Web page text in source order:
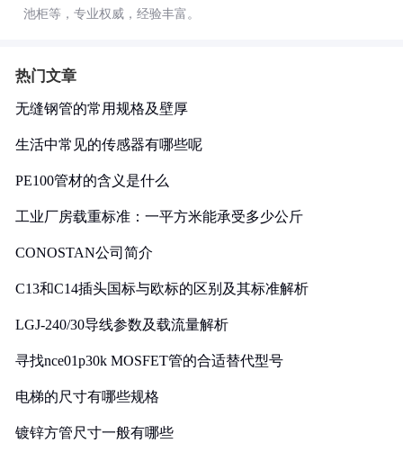
池柜等，专业权威，经验丰富。
热门文章
无缝钢管的常用规格及壁厚
生活中常见的传感器有哪些呢
PE100管材的含义是什么
工业厂房载重标准：一平方米能承受多少公斤
CONOSTAN公司简介
C13和C14插头国标与欧标的区别及其标准解析
LGJ-240/30导线参数及载流量解析
寻找nce01p30k MOSFET管的合适替代型号
电梯的尺寸有哪些规格
镀锌方管尺寸一般有哪些